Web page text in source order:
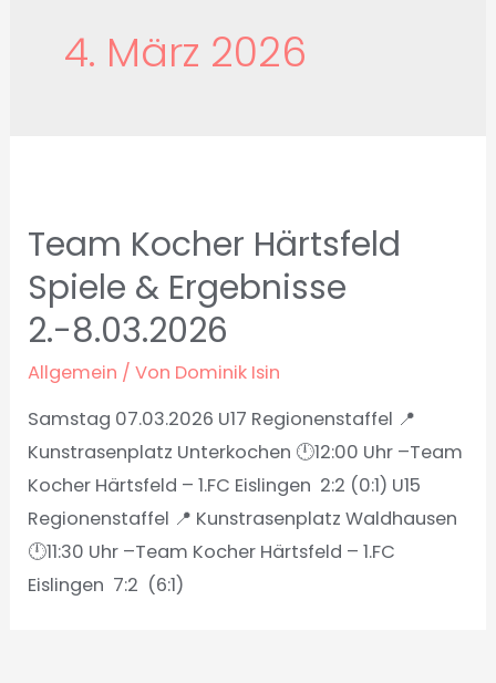
4. März 2026
Team Kocher Härtsfeld
Spiele & Ergebnisse
2.-8.03.2026
Allgemein / Von Dominik Isin
Samstag 07.03.2026 U17 Regionenstaffel 📍
Kunstrasenplatz Unterkochen 🕛12:00 Uhr –Team
Kocher Härtsfeld – 1.FC Eislingen 2:2 (0:1) U15
Regionenstaffel 📍 Kunstrasenplatz Waldhausen
🕛11:30 Uhr –Team Kocher Härtsfeld – 1.FC
Eislingen 7:2 (6:1)